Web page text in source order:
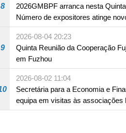
8
2026GMBPF arranca nesta
Número de expositores atinge
18 anos
9
2026-08-04 20:23
Quinta Reunião da Cooperação
em Fuzhou
2026-08-02 11:04
Secretária para a Economia e
equipa em visitas às associações
consolidar consensos e promover